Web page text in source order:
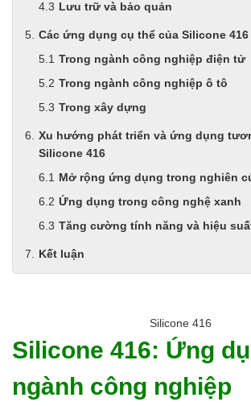
Lưu trữ và bảo quản
Các ứng dụng cụ thể của Silicone 416
Trong ngành công nghiệp điện tử
Trong ngành công nghiệp ô tô
Trong xây dựng
Xu hướng phát triển và ứng dụng
Silicone 416
Mở rộng ứng dụng trong nghiên
Ứng dụng trong công nghệ xanh
Tăng cường tính năng và hiệu
Kết luận
Silicone 416
Silicone 416: Ứng
ngành công nghiệp